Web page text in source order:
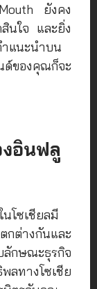
ยังคง
นใจ และยิ่ง
แนะนำบน
ของคุณก็จะ
งอินฟลู
โซเชียลมี
กต่างกันและ
ลักษณะธุรกิจ
ลทางโซเชีย